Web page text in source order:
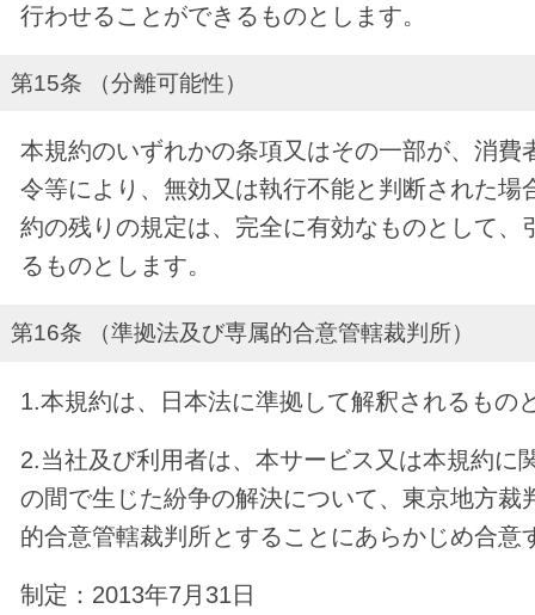
行わせることができるものとします。
第15条 （分離可能性）
本規約のいずれかの条項又はその一部が、消費
令等により、無効又は執行不能と判断された場
約の残りの規定は、完全に有効なものとして、
るものとします。
第16条 （準拠法及び専属的合意管轄裁判所）
1.本規約は、日本法に準拠して解釈されるもの
2.当社及び利用者は、本サービス又は本規約に
の間で生じた紛争の解決について、東京地方裁
的合意管轄裁判所とすることにあらかじめ合意
制定：2013年7月31日